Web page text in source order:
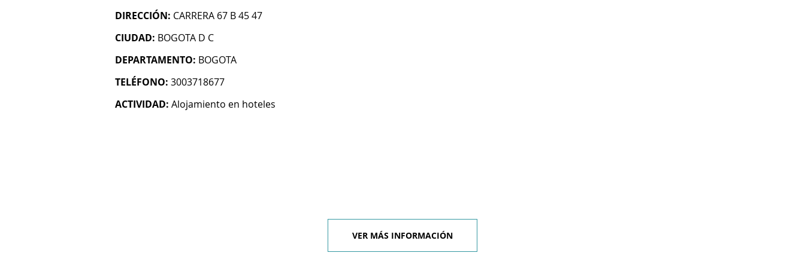
DIRECCIÓN: CARRERA 67 B 45 47
CIUDAD: BOGOTA D C
DEPARTAMENTO: BOGOTA
TELÉFONO: 3003718677
ACTIVIDAD: Alojamiento en hoteles
VER MÁS INFORMACIÓN